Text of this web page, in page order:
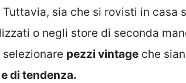
sia che si rovisti in casa
o negli store di seconda
pezzi vintage che
di tendenza.